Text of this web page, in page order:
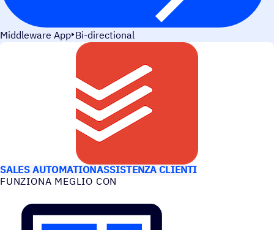
Middleware App Bi-directional
SALES AUTOMATIONASSISTENZA CLIENTI
FUNZIONA MEGLIO CON